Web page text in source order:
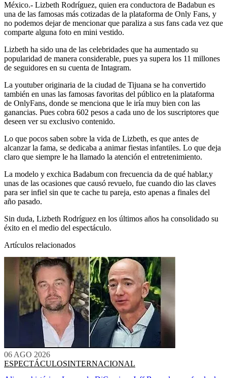
México.- Lizbeth Rodríguez, quien era conductora de Badabun es
una de las famosas más cotizadas de la plataforma de Only Fans, y
no podemos dejar de mencionar que paraliza a sus fans cada vez que
comparte alguna foto en mini vestido.
Lizbeth ha sido una de las celebridades que ha aumentado su
popularidad de manera considerable, pues ya supera los 11 millones
de seguidores en su cuenta de Intagram.
La youtuber originaria de la ciudad de Tijuana se ha convertido
también en unas las famosas favoritas del público en la plataforma
de OnlyFans, donde se menciona que le iría muy bien con las
ganancias. Pues cobra 602 pesos a cada uno de los suscriptores que
deseen ver su exclusivo contenido.
Lo que pocos saben sobre la vida de Lizbeth, es que antes de
alcanzar la fama, se dedicaba a animar fiestas infantiles. Lo que deja
claro que siempre le ha llamado la atención el entretenimiento.
La modelo y exchica Badabum con frecuencia da de qué hablar,y
unas de las ocasiones que causó revuelo, fue cuando dio las claves
para ser infiel sin que te cache tu pareja, esto apenas a finales del
año pasado.
Sin duda, Lizbeth Rodríguez en los últimos años ha consolidado su
éxito en el medio del espectáculo.
Artículos relacionados
06 AGO 2026
ESPECTÁCULOSINTERNACIONAL